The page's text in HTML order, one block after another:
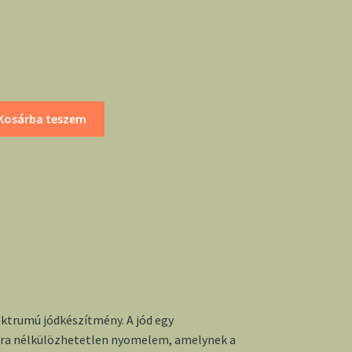
teszem
jódkészítmény. A jód egy
nélkülözhetetlen nyomelem, amelynek a